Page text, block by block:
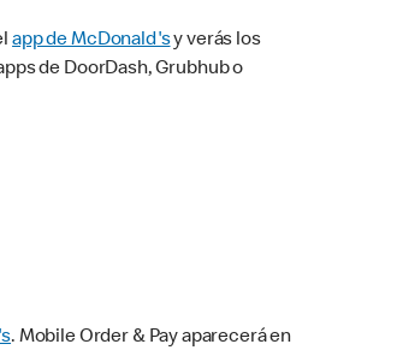
app de McDonald'sy verás los
de DoorDash, Grubhub o
. Mobile Order & Pay aparecerá en